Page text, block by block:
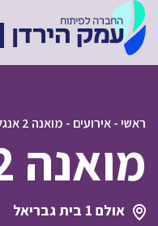
ראשי-אירועים - מואנה 2 אנגלית – moana2 eng
מואנה 2 אנגלית – moana2 eng
אולם 1 בית גבריאל